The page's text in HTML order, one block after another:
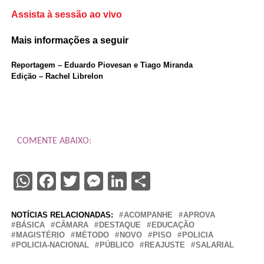
Assista à sessão ao vivo
Mais informações a seguir
Reportagem – Eduardo Piovesan e Tiago Miranda
Edição – Rachel Librelon
COMENTE ABAIXO:
WhatsApp
Facebook
Twitter
Messenger
LinkedIn
Share
NOTÍCIAS RELACIONADAS: ACOMPANHE
APROVA
BÁSICA
CÂMARA DESTAQUE
EDUCAÇÃO
MAGISTÉRIO
MÉTODO NOVO PISO
POLICIA
POLICIA-NACIONAL
PÚBLICO REAJUSTE SALARIAL